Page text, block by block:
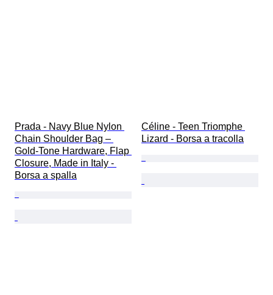
Prada - Navy Blue Nylon
Chain Shoulder Bag –
Gold-Tone Hardware, Flap
Closure, Made in Italy -
Borsa a spalla
Céline - Teen Triomphe
Lizard - Borsa a tracolla